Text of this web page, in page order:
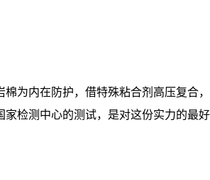
为内在防护，借特殊粘合剂高压复合，
检测中心的测试，是对这份实力的最好